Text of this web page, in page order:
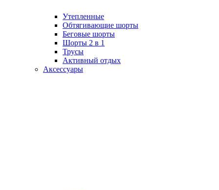
Утепленные
Обтягивающие шорты
Беговые шорты
Шорты 2 в 1
Трусы
Активный отдых
Аксессуары